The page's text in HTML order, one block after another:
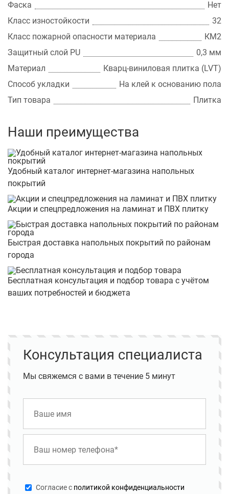
Фаска
Нет
Класс изностойкости
32
Класс пожарной опасности материала
КМ2
Защитный слой PU
0,3 мм
Материал
Кварц-виниловая плитка (LVT)
Способ укладки
На клей к основанию пола
Тип товара
Плитка
Наши преимущества
Удобный каталог интернет-магазина напольных
покрытий
Акции и спецпредложения на ламинат и ПВХ плитку
Быстрая доставка напольных покрытий по районам
города
Бесплатная консультация и подбор товара с учётом
ваших потребностей и бюджета
Консультация специалиста
Мы свяжемся с вами в течение 5 минут
Cогласие с политикой конфиденциальности